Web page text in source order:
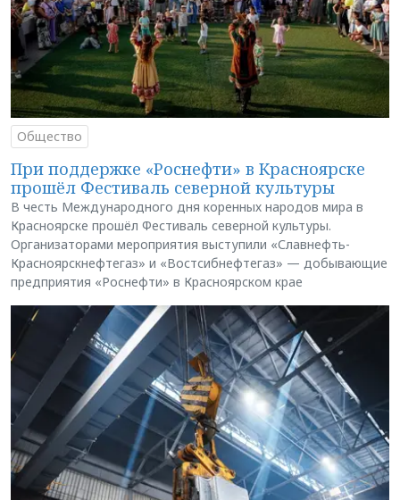
Общество
При поддержке «Роснефти» в Красноярске
прошёл Фестиваль северной культуры
В честь Международного дня коренных народов мира в
Красноярске прошёл Фестиваль северной культуры.
Организаторами мероприятия выступили «Славнефть-
Красноярскнефтегаз» и «Востсибнефтегаз» — добывающие
предприятия «Роснефти» в Красноярском крае